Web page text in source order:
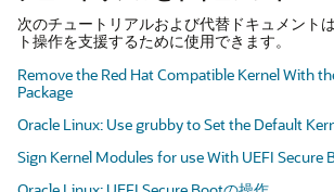
次のチュートリアルおよび代替ドキュメント
ト操作を支援するために使用できます。
Remove the Red Hat Compatible Kernel With
Package
Oracle Linux: Use grubby to Set the Default
Sign Kernel Modules for use With UEFI Secure